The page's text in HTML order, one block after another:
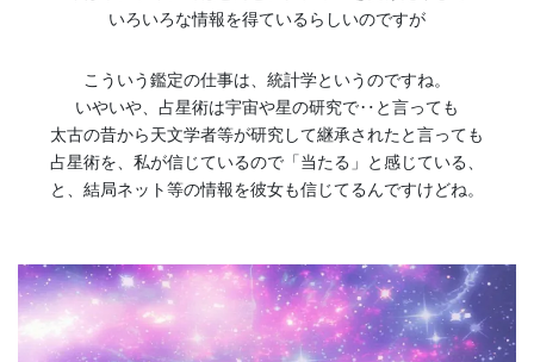
いろいろな情報を得ているらしいのですが
こういう鑑定の仕事は、統計学というのですね。
いやいや、占星術は宇宙や星の研究で‥と言っても
太古の昔から天文学者等が研究して継承されたと言っても
占星術を、私が信じているので「当たる」と感じている、
と、結局ネット等の情報を彼女も信じてるんですけどね。